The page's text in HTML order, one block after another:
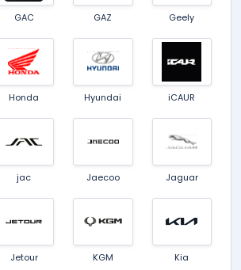
GAC GAZ Geely
Honda Hyundai iCAUR
jac Jaecoo Jaguar
Jetour KGM Kia